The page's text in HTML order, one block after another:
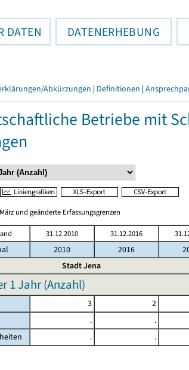
DATEN DATENERHEBUNG
Abkürzungen | Definitionen |
Betriebe mit
und geänderte Erfassungsgrenzen
31.12.2010 31.12.2016
2010 2016
Stadt Jena
1 Jahr (Anzahl)
3 2
. .
. .